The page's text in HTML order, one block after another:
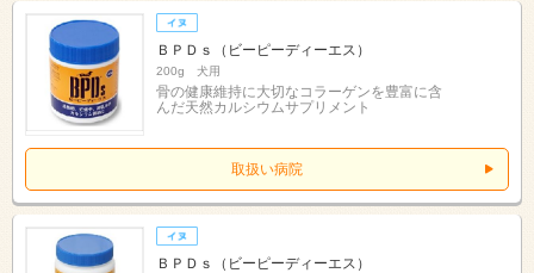
ＢＰＤｓ（ビーピーディーエス）
200g 犬用
骨の健康維持に大切なコラーゲンを豊富に含
んだ天然カルシウムサプリメント
取扱い病院
ＢＰＤｓ（ビーピーディーエス）